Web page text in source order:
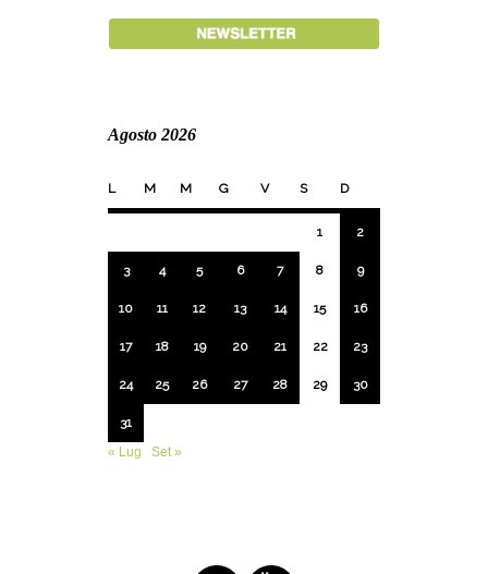
Agosto 2026
L M M G V S D
1 2
3 4 5 6 7 8 9
10 11 12 13 14 15 16
17 18 19 20 21 22 23
24 25 26 27 28 29 30
31
« Lug
Set »